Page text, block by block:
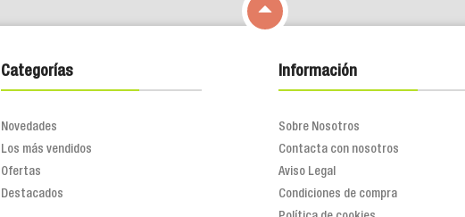

Categorías
Novedades
Los más vendidos
Ofertas
Destacados
Información
Sobre Nosotros
Contacta con nosotros
Aviso Legal
Condiciones de compra